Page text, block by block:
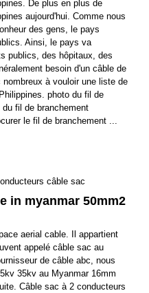
De plus en plus de
aujourd'hui. Comme nous
des gens, le pays
Ainsi, le pays va
publics, des hôpitaux, des
besoin d'un câble de
à vouloir une liste de
photo du fil de
fil de branchement
le fil de branchement ...
in myanmar 50mm2
aerial cable. Il appartient
appelé câble sac au
de câble abc, nous
35kv au Myanmar 16mm
Câble sac à 2 conducteurs